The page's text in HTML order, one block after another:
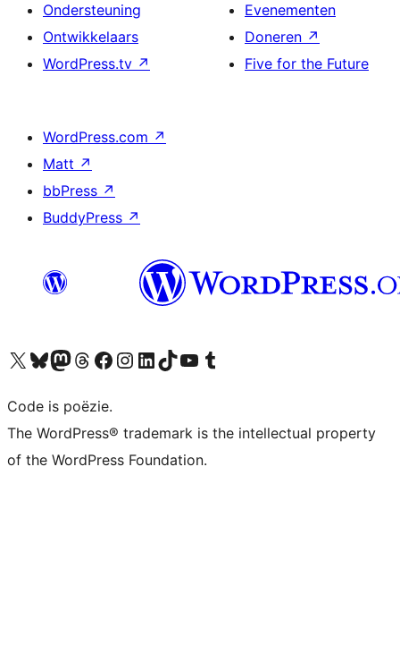
Ondersteuning
Ontwikkelaars
WordPress.tv ↗
Evenementen
Doneren ↗
Five for the Future
WordPress.com ↗
Matt ↗
bbPress ↗
BuddyPress ↗
Bezoek ons X (voorheen Twitter) account
Bezoek ons Bluesky account
Bezoek ons Mastodon account
Bezoek ons Threads account
Onze Facebook pagina bezoeken
Bezoek ons Instagram account
Bezoek ons LinkedIn account
Bezoek ons TikTok account
Bezoek ons YouTube kanaalBezoek ons Tumblr account
Code is poëzie.
The WordPress® trademark is the intellectual property
of the WordPress Foundation.